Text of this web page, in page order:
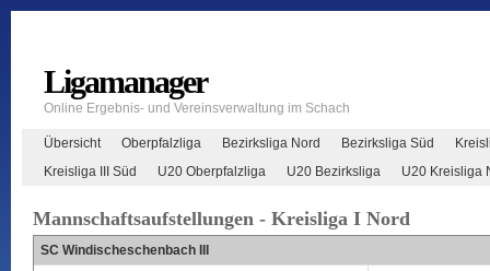
Ligamanager
Online Ergebnis- und Vereinsverwaltung im Schach
Übersicht Oberpfalzliga Bezirksliga Nord Bezirksliga Süd
Kreisliga III Süd
U20 Oberpfalzliga U20 Bezirksliga U20 Kreisliga
Mannschaftsaufstellungen - Kreisliga I Nord
SC Windischeschenbach III